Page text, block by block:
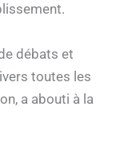
débats et
toutes les
a abouti à la